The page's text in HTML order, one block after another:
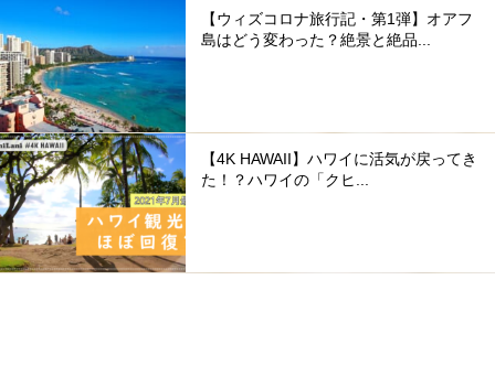
【ウィズコロナ旅行記・第1弾】オアフ
島はどう変わった？絶景と絶品...
【4K HAWAII】ハワイに活気が戻ってき
た！？ハワイの「クヒ...